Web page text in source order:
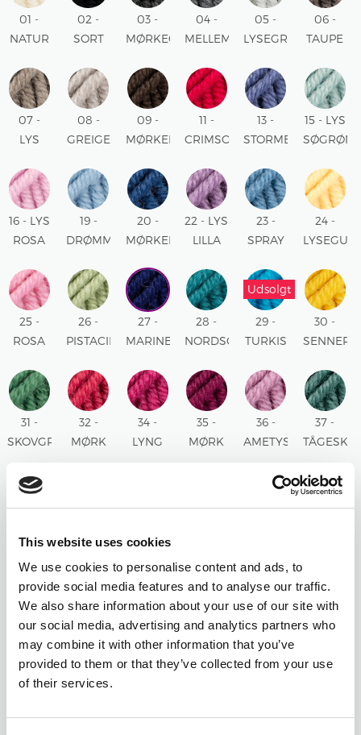
This website uses cookies
We use cookies to personalise content and ads, to
provide social media features and to analyse our traffic.
We also share information about your use of our site with
our social media, advertising and analytics partners who
may combine it with other information that you’ve
provided to them or that they’ve collected from your use
of their services.
01 -
NATUR
02 -
SORT
03 -
MØRKEGRÅ
04 -
MELLEMGRÅ
05 -
LYSEGRÅ
06 -
TAUPE
07 -
LYS
MIX
08 -
GREIGE
09 -
MØRKEBRUN
11 -
CRIMSON
UNI
13 -
STORMBLÅ
15 - LYS
SØGRØN
16 - LYS
ROSA
19 -
DRØMMEBLÅ
20 -
MØRKEBLÅ
22 - LYS
LILLA
23 -
SPRAY
UNI
24 -
LYSEGUL
25 -
ROSA
26 -
PISTACIE
27 -
MARINEBLÅ
28 -
NORDSØ
Udsolgt
29 -
TURKIS
30 -
SENNEP
31 -
SKOVGRØN
32 -
MØRK
34 -
LYNG
35 -
MØRK
36 -
AMETYST
37 -
BLÅ
TÅGE
UNI
ISBLÅ
UNI
STØVET
ROSA
UNI
UNI
UNI
UNI
45 -
BLUSH
MIX
46 -
ØRKENROSE
MIX
47 -
SALVIE
GRØN
48 -
BORDEAUX
UNI
49 -
CHOKOLADE
UNI
50 -
BEIGE